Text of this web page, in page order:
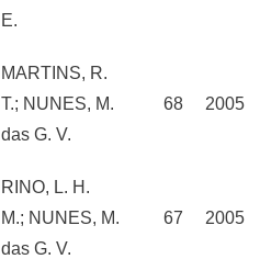
E.
MARTINS, R.
T.; NUNES, M.
das G. V.
68 2005
RINO, L. H.
M.; NUNES, M.
das G. V.
67 2005